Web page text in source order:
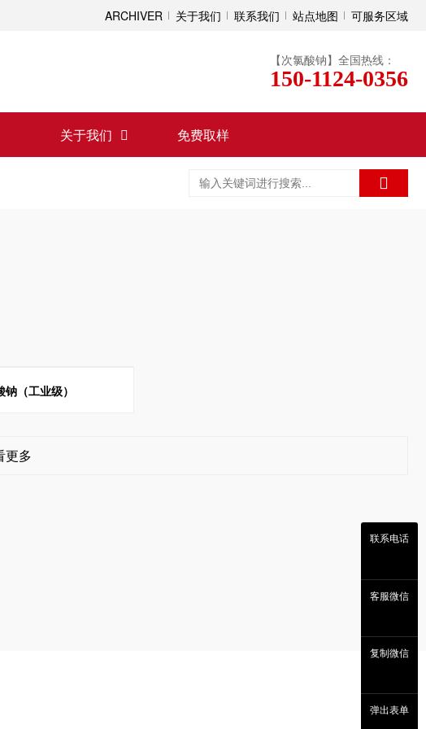
ARCHIVER 关于我们 联系我们 站点地图 可服务区域
【次氯酸钠】全国热线：
150-1124-0356
关于我们 免费取样
（工业级）
更多
联系电话
客服微信
复制微信
弹出表单